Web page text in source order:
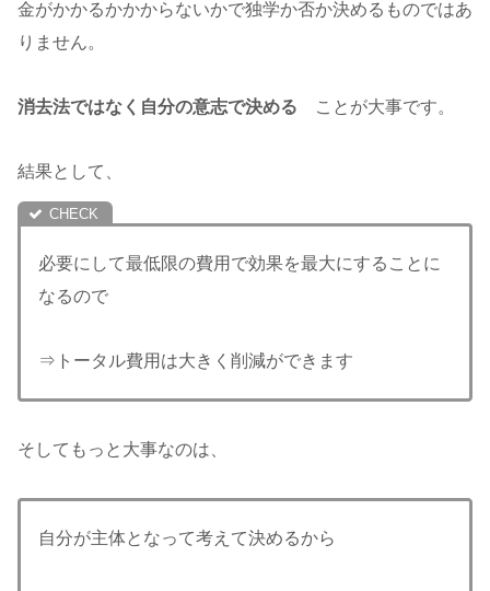
金がかかるかかからないかで独学か否か決めるものではあ
りません。
消去法ではなく自分の意志で決める ことが大事です。
結果として、
必要にして最低限の費用で効果を最大にすることに
なるので
⇒トータル費用は大きく削減ができます
そしてもっと大事なのは、
自分が主体となって考えて決めるから